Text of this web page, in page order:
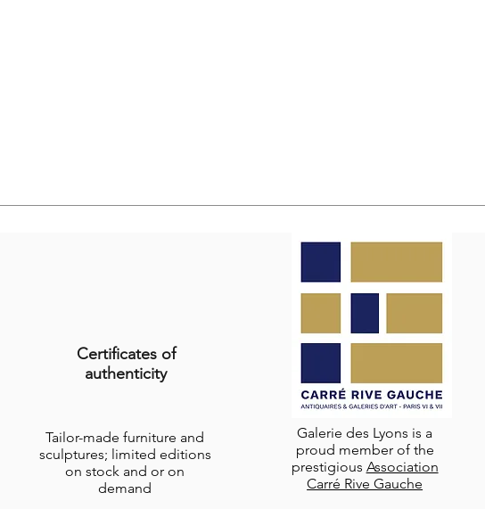
Certificates of
authenticity
Tailor-made furniture and
sculptures; limited editions
on stock and or on
demand
Galerie des Lyons is a
proud member of the
prestigious Association
Carré Rive Gauche